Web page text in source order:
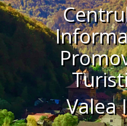
Valea